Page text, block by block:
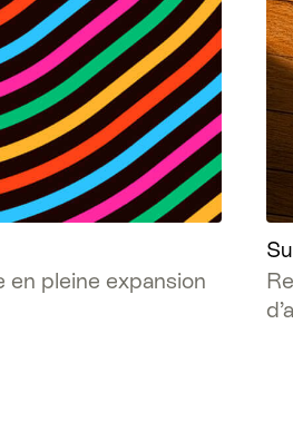
en pleine expansion